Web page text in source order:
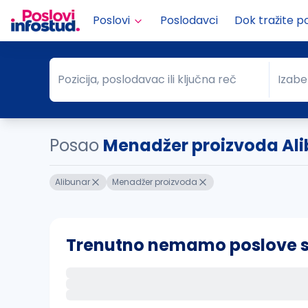
Poslovi Poslodavci Dok tražite
Pozicija, poslodavac ili ključna reč
Pozicija, poslodavac ili ključna reč Grad
Posao Menadžer proizvoda
Alibunar Menadžer proizvoda
Trenutno nemamo poslove